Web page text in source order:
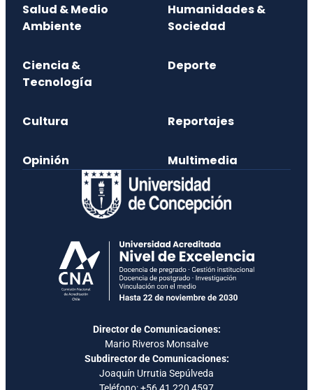
Salud & Medio
Ambiente
Humanidades &
Sociedad
Ciencia &
Tecnología
Deporte
Cultura Reportajes
Opinión Multimedia
Director de Comunicaciones:
Mario Riveros Monsalve
Subdirector de Comunicaciones:
Joaquín Urrutia Sepúlveda
Teléfono:+56 41 220 4597